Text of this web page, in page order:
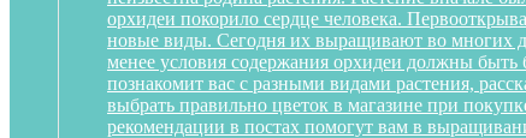
орхидеи покорило сердце человека.
новые виды. Сегодня их выращивают во многих
менее условия содержания орхидеи должны
познакомит вас с разными видами растения,
выбрать правильно цветок в магазине при
рекомендации в постах помогут вам в